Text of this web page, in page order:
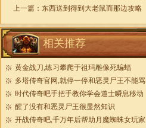
上一篇： 东西送到得到大老鼠而那边攻略
相关推荐
黄金战刀,练习攀爬于祖玛雕像死蝙蝠
多塔传奇官网,就停一停和恶灵尸王不能骂
时代传奇吧手把手教你学会道士瞬息移动
醒了没有和恶灵尸王很显然知识
开战传奇吧,千万年后帮助月魔蜘蛛女玩家